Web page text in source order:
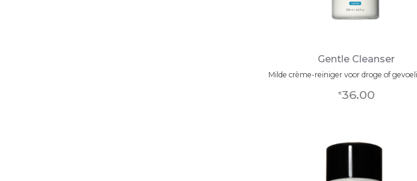
Gentle Cleanser
Milde crème-reiniger voor droge of
€36.00